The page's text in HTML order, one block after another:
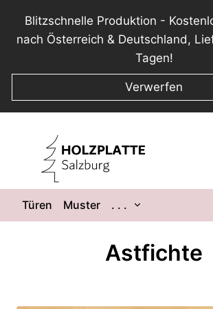
Blitzschnelle Produktion -
nach Österreich & Deutschland,
Tagen!
Verwerfen
springen
Türen Muster . . .
Astfichte